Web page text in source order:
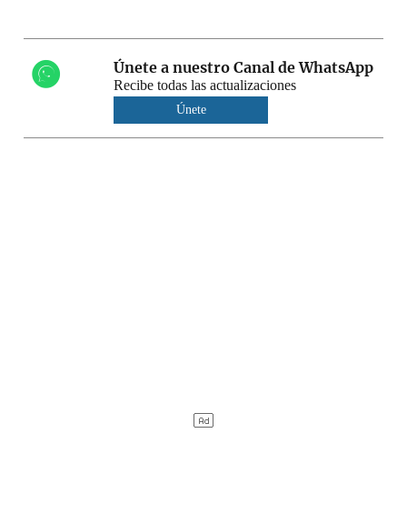
Únete a nuestro Canal de WhatsApp
Recibe todas las actualizaciones
Únete